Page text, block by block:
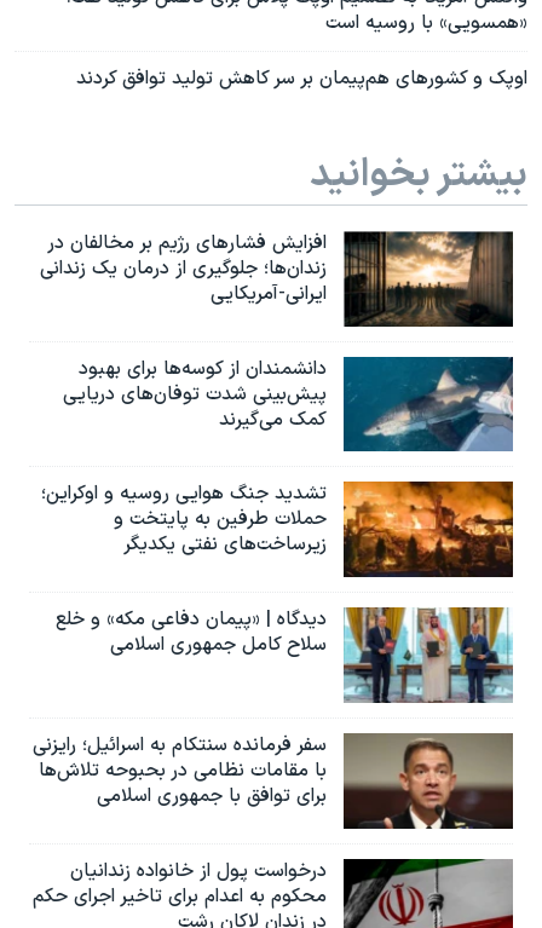
«همسویی» با روسیه است
اوپک و‌ کشورهای هم‌پیمان بر سر کاهش تولید توافق کردند
بیشتر بخوانید
افزایش فشارهای رژیم بر مخالفان در
زندان‌ها؛ جلوگیری از درمان یک زندانی
ایرانی-آمریکایی
دانشمندان از کوسه‌ها برای بهبود
پیش‌بینی شدت توفان‌های دریایی
کمک می‌گیرند
تشدید جنگ هوایی روسیه و اوکراین؛
حملات طرفین به پایتخت‌ و
زیرساخت‌های نفتی یکدیگر
دیدگاه | «پیمان دفاعی مکه» و خلع
سلاح کامل جمهوری اسلامی
سفر فرمانده سنتکام به اسرائیل؛ رایزنی
با مقامات نظامی در بحبوحه تلاش‌ها
برای توافق با جمهوری اسلامی
درخواست پول از خانواده زندانیان
محکوم به‌ اعدام برای تاخیر اجرای حکم
در زندان لاکان رشت